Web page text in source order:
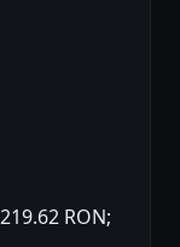
RON;